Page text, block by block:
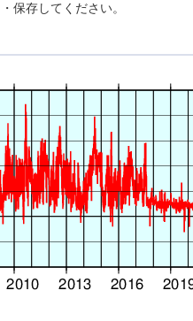
保存してください。